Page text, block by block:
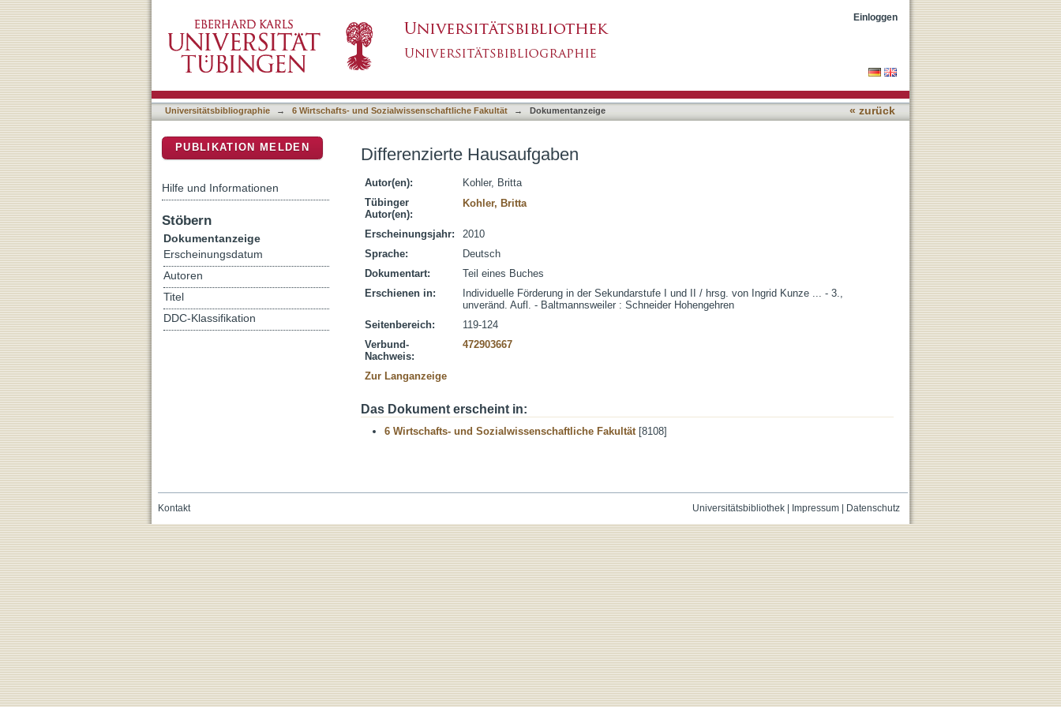
Einloggen
Universitätsbibliographie → 6 Wirtschafts- und Sozialwissenschaftliche Fakultät → Dokumentanzeige « zurück
Differenzierte Hausaufgaben
Autor(en):
Kohler, Britta
Tübinger
Autor(en):
Kohler, Britta
Erscheinungsjahr:
2010
Sprache:
Deutsch
Dokumentart:
Teil eines Buches
Erschienen in:
Individuelle Förderung in der Sekundarstufe I und II / hrsg. von Ingrid Kunze ... - 3.,
unveränd. Aufl. - Baltmannsweiler : Schneider Hohengehren
Seitenbereich:
119-124
Verbund-
Nachweis:
472903667
Zur Langanzeige
Das Dokument erscheint in:
6 Wirtschafts- und Sozialwissenschaftliche Fakultät[8108]
PUBLIKATION MELDEN
Hilfe und Informationen
Stöbern
Dokumentanzeige
Erscheinungsdatum
Autoren
Titel
DDC-Klassifikation
Universitätsbibliothek| Impressum| Datenschutz
Kontakt